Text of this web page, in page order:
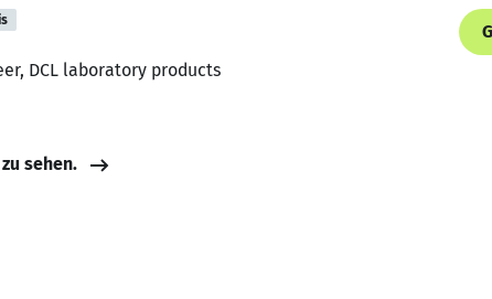
DCL laboratory products
sehen.